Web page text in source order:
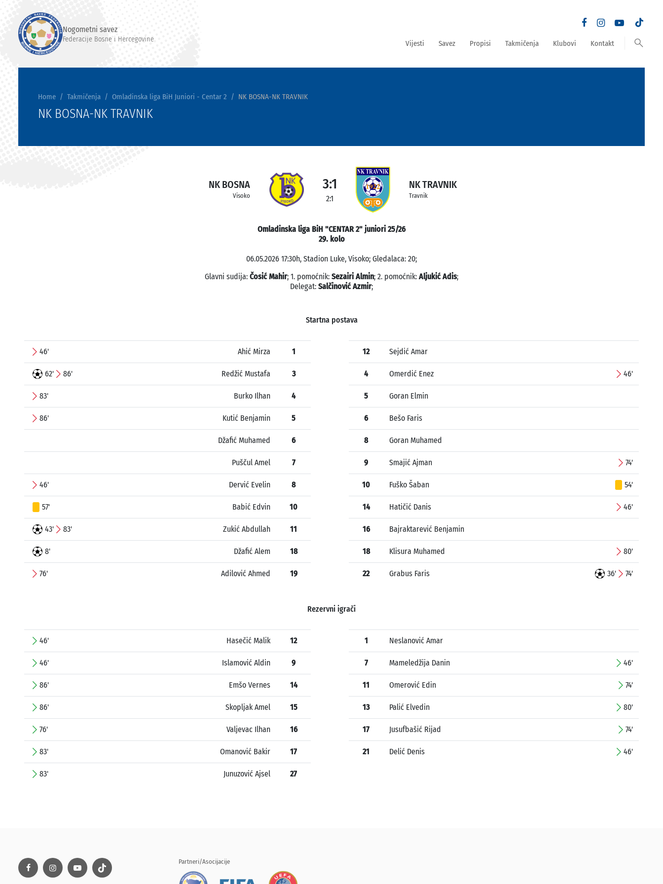
Nogometni savez
Federacije Bosne i Hercegovine Vijesti Savez Propisi Takmičenja Klubovi Kontakt search
Home Takmičenja Omladinska liga BiH Juniori - Centar 2 NK BOSNA-NK TRAVNIK
NK BOSNA-NK TRAVNIK
NK BOSNA
Visoko
3:1
2:1
NK TRAVNIK
Travnik
Omladinska liga BiH "CENTAR 2" juniori 25/26
29. kolo
06.05.2026 17:30h, Stadion Luke, Visoko; Gledalaca: 20;
Glavni sudija: Čosić Mahir; 1. pomoćnik: Sezairi Almin; 2. pomoćnik: Aljukić Adis;
Delegat: Salčinović Azmir;
Startna postava
46' Ahić Mirza 1
62' 86' Redžić Mustafa 3
83' Burko Ilhan 4
86' Kutić Benjamin 5
Džafić Muhamed 6
Puščul Amel 7
46' Dervić Evelin 8
57' Babić Edvin 10
43' 83' Zukić Abdullah 11
8' Džafić Alem 18
76' Adilović Ahmed 19
12 Sejdić Amar
4 Omerdić Enez 46'
5 Goran Elmin
6 Bešo Faris
8 Goran Muhamed
9 Smajić Ajman 74'
10 Fuško Šaban 54'
14 Hatičić Danis 46'
16 Bajraktarević Benjamin
18 Klisura Muhamed 80'
22 Grabus Faris 36' 74'
Rezervni igrači
46' Hasečić Malik 12
46' Islamović Aldin 9
86' Emšo Vernes 14
86' Skopljak Amel 15
76' Valjevac Ilhan 16
83' Omanović Bakir 17
83' Junuzović Ajsel 27
1 Neslanović Amar
7 Mameledžija Danin 46'
11 Omerović Edin 74'
13 Palić Elvedin 80'
17 Jusufbašić Rijad 74'
21 Delić Denis 46'
Partneri/Asocijacije